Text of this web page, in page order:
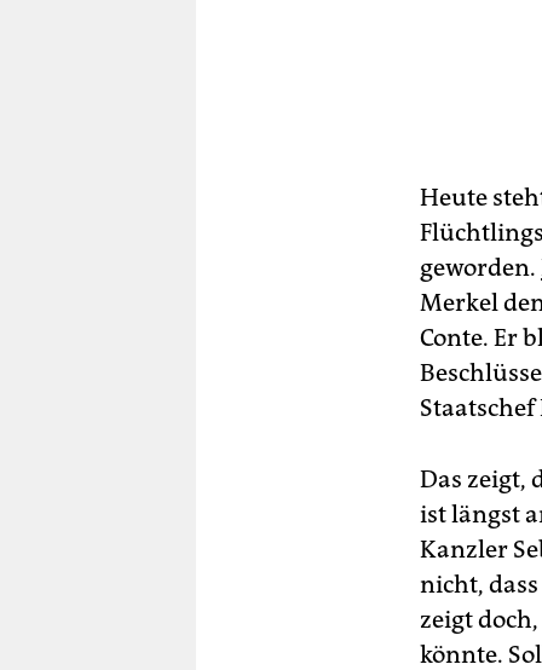
Heute
geworden.
Merkel
Conte. Er
Das zeigt,
ist längst
Kanzler
nicht,
zeigt
könnte.